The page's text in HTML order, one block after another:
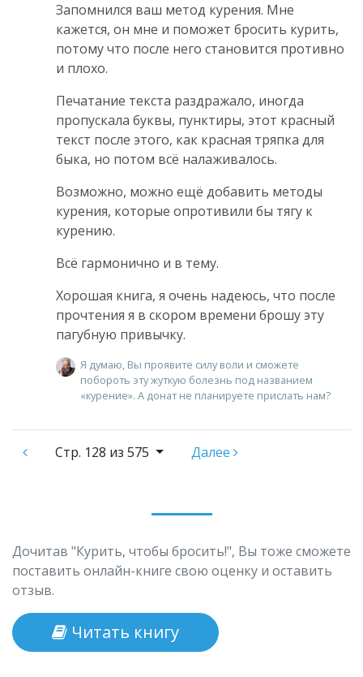
Запомнился ваш метод курения. Мне
кажется, он мне и поможет бросить курить,
потому что после него становится противно
и плохо.
Печатание текста раздражало, иногда
пропускала буквы, пунктиры, этот красный
текст после этого, как красная тряпка для
быка, но потом всё налаживалось.
Возможно, можно ещё добавить методы
курения, которые опротивили бы тягу к
курению.
Всё гармонично и в тему.
Хорошая книга, я очень надеюсь, что после
прочтения я в скором времени брошу эту
пагубную привычку.
Я думаю, Вы проявите силу воли и сможете
побороть эту жуткую болезнь под названием
«курение». А донат не планируете прислать нам?
Стр. 128 из 575 Далее
Дочитав "Курить, чтобы бросить!", Вы тоже сможете
поставить онлайн-книге свою оценку и оставить
отзыв.
Читать книгу